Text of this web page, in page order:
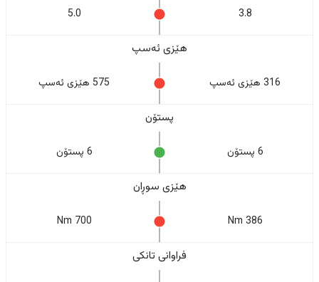
3.8
5.0
هێزی ئەسپ
316 هێزی ئەسپ 575 هێزی ئەسپ
پستۆن
6 پستۆن 6 پستۆن
هێزی سوڕان
386 Nm
700 Nm
فراوانی تانکی